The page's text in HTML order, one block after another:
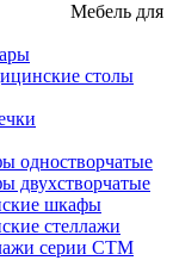
Мебель для
столы
одностворчатые
двухстворчатые
шкафы
стеллажи
серии СТМ